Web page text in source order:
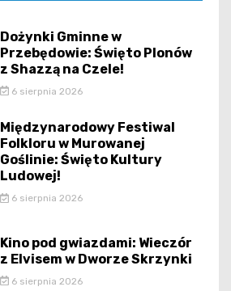
Dożynki Gminne w
Przebędowie: Święto Plonów
z Shazzą na Czele!
6 sierpnia 2026
Międzynarodowy Festiwal
Folkloru w Murowanej
Goślinie: Święto Kultury
Ludowej!
6 sierpnia 2026
Kino pod gwiazdami: Wieczór
z Elvisem w Dworze Skrzynki
6 sierpnia 2026